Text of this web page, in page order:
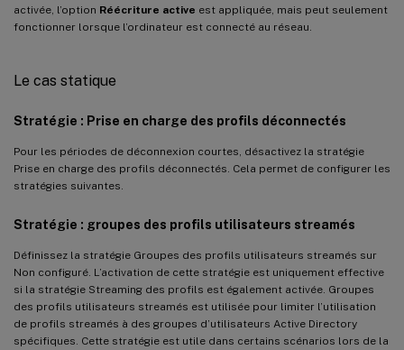
activée, l’option Réécriture active est appliquée, mais peut seulement
fonctionner lorsque l’ordinateur est connecté au réseau.
Le cas statique
Stratégie : Prise en charge des profils déconnectés
Pour les périodes de déconnexion courtes, désactivez la stratégie
Prise en charge des profils déconnectés. Cela permet de configurer les
stratégies suivantes.
Stratégie : groupes des profils utilisateurs streamés
Définissez la stratégie Groupes des profils utilisateurs streamés sur
Non configuré. L’activation de cette stratégie est uniquement effective
si la stratégie Streaming des profils est également activée. Groupes
des profils utilisateurs streamés est utilisée pour limiter l’utilisation
de profils streamés à des groupes d’utilisateurs Active Directory
spécifiques. Cette stratégie est utile dans certains scénarios lors de la